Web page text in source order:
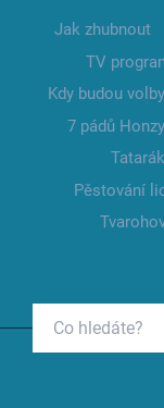
Jak zhubnout
TV
Kdy budou volby
7 pádů
Pěstování